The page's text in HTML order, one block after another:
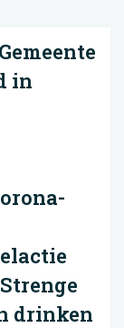
in
drinken